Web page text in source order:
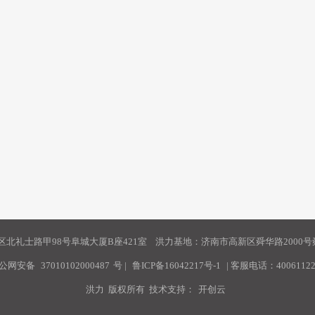
北礼士路甲98号阜城大厦B座421室 洪力基地：济南市高新区舜华路2000号
网安备 37010102000487 号 | 鲁ICP备16042217号-1 | 客服电话：
洪力 版权所有 技术支持： 开创云